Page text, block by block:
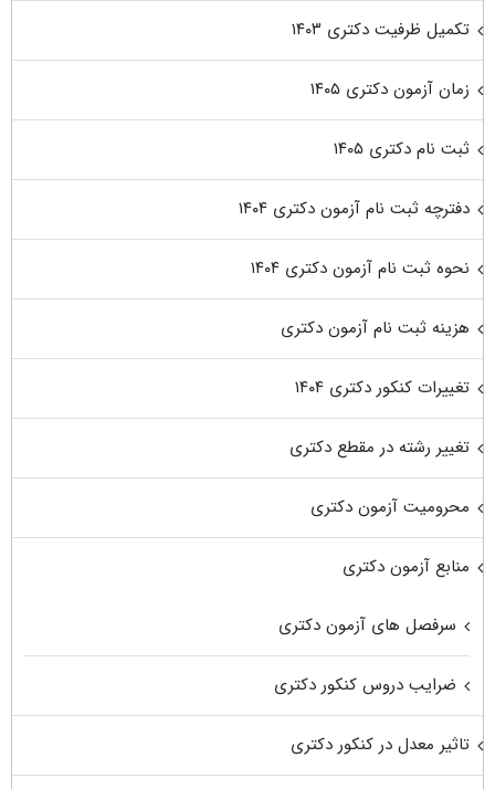
تکمیل ظرفیت دکتری ۱۴۰۳
زمان آزمون دکتری ۱۴۰۵
ثبت نام دکتری ۱۴۰۵
دفترچه ثبت نام آزمون دکتری ۱۴۰۴
نحوه ثبت نام آزمون دکتری ۱۴۰۴
هزینه ثبت نام آزمون دکتری
تغییرات کنکور دکتری ۱۴۰۴
تغییر رشته در مقطع دکتری
محرومیت آزمون دکتری
منابع آزمون دکتری
سرفصل های آزمون دکتری
ضرایب دروس کنکور دکتری
تاثیر معدل در کنکور دکتری